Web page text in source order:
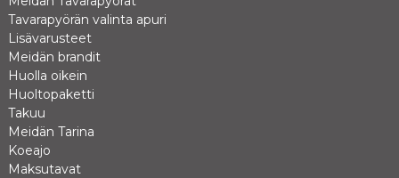
Tavarapyörän valinta apuri
Lisävarusteet
Meidän brandit
Huolla oikein
Huoltopaketti
Takuu
Meidän Tarina
Koeajo
Maksutavat